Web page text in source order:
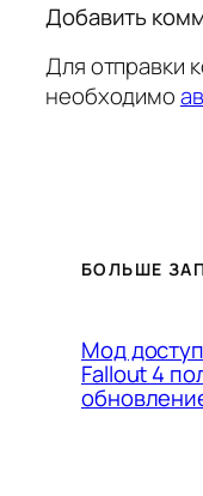
Добавить
Для отправки
необходимо
БОЛЬШЕ
Мод
Fallout 4